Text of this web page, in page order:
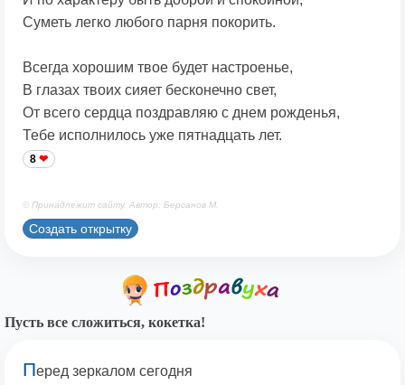
Суметь легко любого парня покорить.
Всегда хорошим твое будет настроенье,
В глазах твоих сияет бесконечно свет,
От всего сердца поздравляю с днем рожденья,
Тебе исполнилось уже пятнадцать лет.
8
© Принадлежит сайту. Автор: Берсанов М.
Создать открытку
Пусть все сложиться, кокетка!
Перед зеркалом сегодня